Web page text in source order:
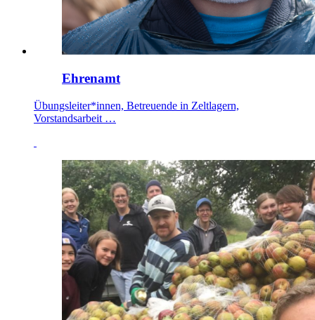
Ehrenamt
Übungsleiter*innen, Betreuende in Zeltlagern,
Vorstandsarbeit …